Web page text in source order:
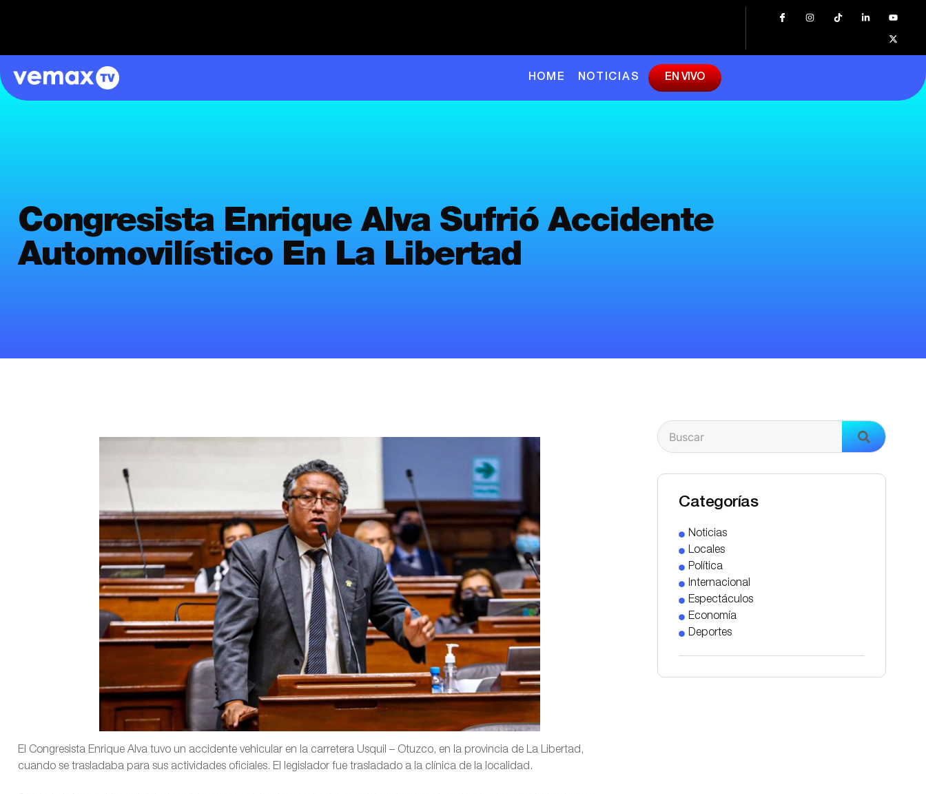
HOME NOTICIAS EN VIVO
Congresista Enrique Alva Sufrió Accidente
Automovilístico En La Libertad
El Congresista Enrique Alva tuvo un accidente vehicular en la carretera Usquil – Otuzco, en la provincia de La Libertad,
cuando se trasladaba para sus actividades oficiales. El legislador fue trasladado a la clínica de la localidad.
Categorías
Noticias
Locales
Política
Internacional
Espectáculos
Economía
Deportes